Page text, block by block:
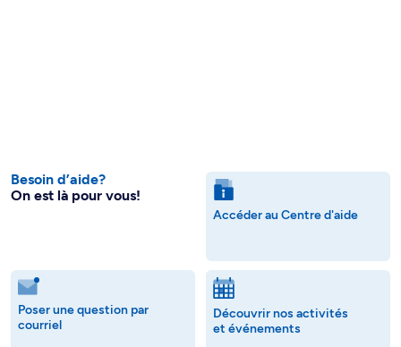
Besoin d’aide?
On est là pour vous!
Accéder au Centre d'aide
Poser une question par
courriel
Découvrir nos activités
et événements